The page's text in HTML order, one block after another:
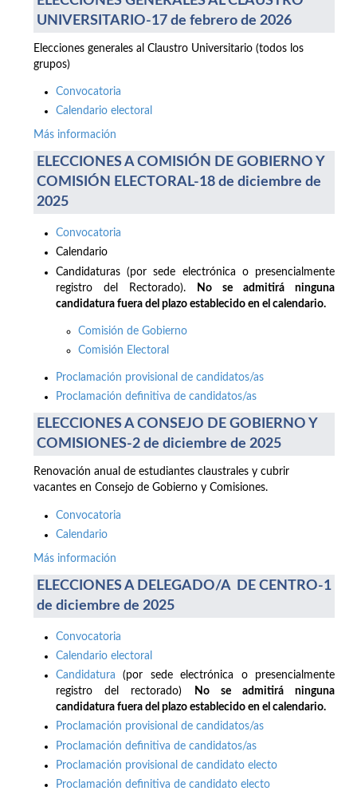
UNIVERSITARIO-17 de febrero de 2026
Elecciones generales al Claustro Universitario (todos los
grupos)
Convocatoria
Calendario electoral
Más información
ELECCIONES A COMISIÓN DE GOBIERNO Y
COMISIÓN ELECTORAL-18 de diciembre de
2025
Convocatoria
Calendario
Candidaturas (por sede electrónica o presencialmente
registro del Rectorado).
No se admitirá ninguna
candidatura fuera del plazo establecido en el calendario.
Comisión de Gobierno
Comisión Electoral
Proclamación provisional de candidatos/as
Proclamación definitiva de candidatos/as
ELECCIONES A CONSEJO DE GOBIERNO Y
COMISIONES-2 de diciembre de 2025
Renovación anual de estudiantes claustrales y cubrir
vacantes en Consejo de Gobierno y Comisiones.
Convocatoria
Calendario
Más información
ELECCIONES A DELEGADO/A DE CENTRO-1
de diciembre de 2025
Convocatoria
Calendario electoral
Candidatura (por sede electrónica o presencialmente
registro del rectorado)
No se admitirá ninguna
candidatura fuera del plazo establecido en el calendario.
Proclamación provisional de candidatos/as
Proclamación definitiva de candidatos/as
Proclamación provisional de candidato electo
Proclamación definitiva de candidato electo